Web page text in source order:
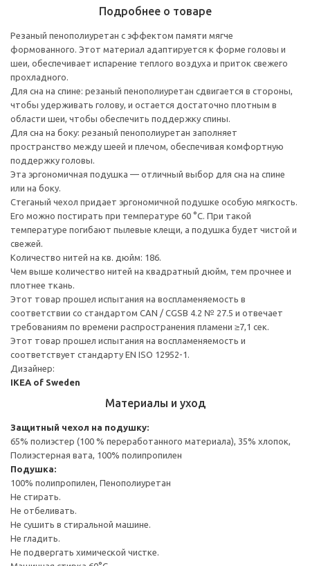
Подробнее о товаре
Резаный пенополиуретан с эффектом памяти мягче
формованного. Этот материал адаптируется к форме головы и
шеи, обеспечивает испарение теплого воздуха и приток свежего
прохладного.
Для сна на спине: резаный пенополиуретан сдвигается в стороны,
чтобы удерживать голову, и остается достаточно плотным в
области шеи, чтобы обеспечить поддержку спины.
Для сна на боку: резаный пенополиуретан заполняет
пространство между шеей и плечом, обеспечивая комфортную
поддержку головы.
Эта эргономичная подушка — отличный выбор для сна на спине
или на боку.
Стеганый чехол придает эргономичной подушке особую мягкость.
Его можно постирать при температуре 60 °C. При такой
температуре погибают пылевые клещи, а подушка будет чистой и
свежей.
Количество нитей на кв. дюйм: 186.
Чем выше количество нитей на квадратный дюйм, тем прочнее и
плотнее ткань.
Этот товар прошел испытания на воспламеняемость в
соответствии со стандартом CAN / CGSB 4.2 № 27.5 и отвечает
требованиям по времени распространения пламени ≥7,1 сек.
Этот товар прошел испытания на воспламеняемость и
соответствует стандарту EN ISO 12952-1.
Дизайнер:
IKEA of Sweden
Материалы и уход
Защитный чехол на подушку:
65% полиэстер (100 % переработанного материала), 35% хлопок,
Полиэстерная вата, 100% полипропилен
Подушка:
100% полипропилен, Пенополиуретан
Не стирать.
Не отбеливать.
Не сушить в стиральной машине.
Не гладить.
Не подвергать химической чистке.